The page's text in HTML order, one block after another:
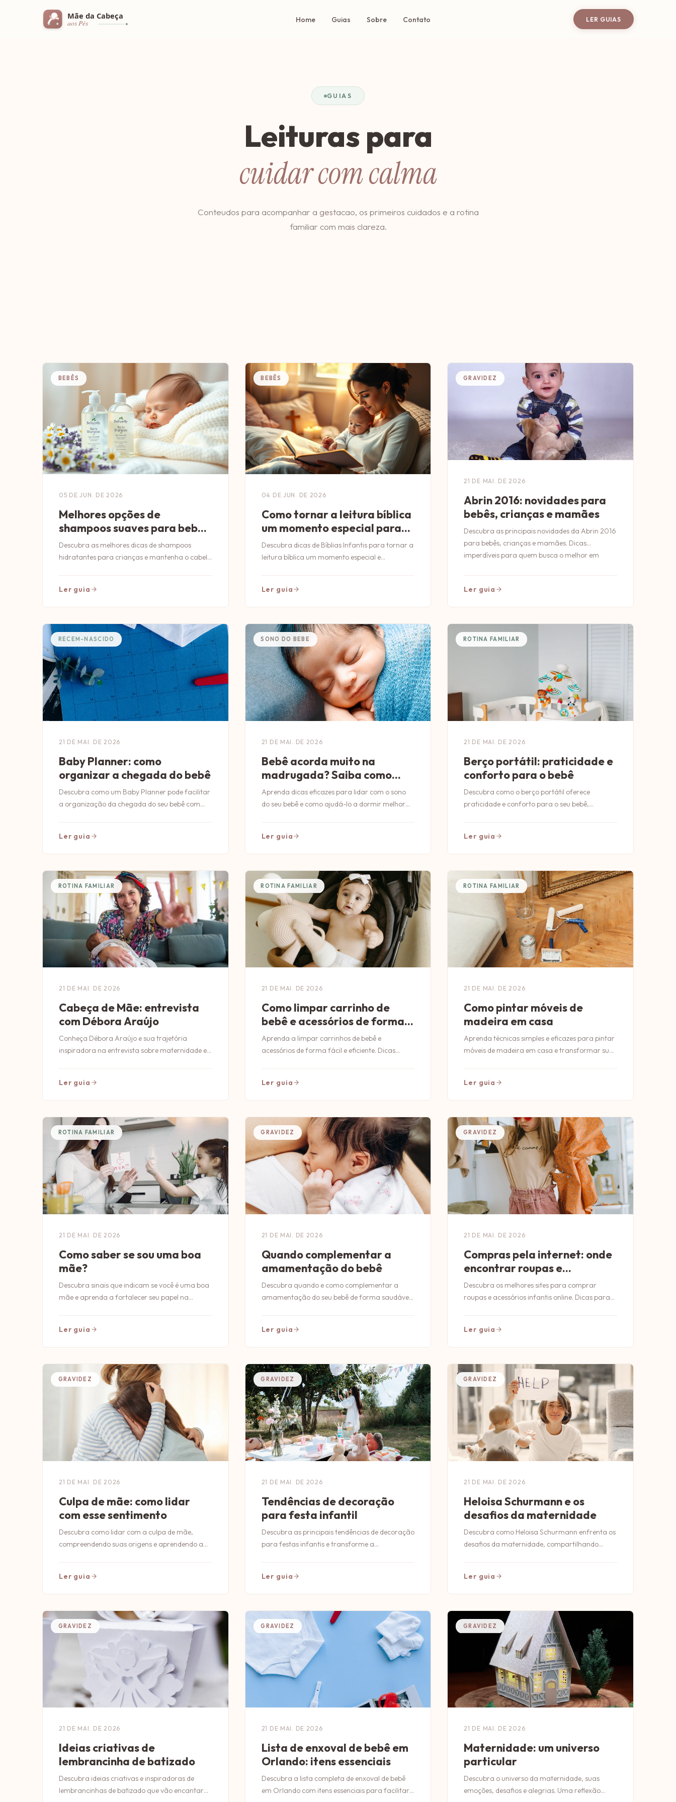
Home Guias Sobre Contato LER GUIAS
GUIAS
Leituras para
cuidar com calma
Conteudos para acompanhar a gestacao, os primeiros cuidados e a rotina
familiar com mais clareza.
BEBÊS
05 DE JUN. DE 2026
Melhores opções de
shampoos suaves para bebês
hidratados
Descubra as melhores dicas de shampoos
hidratantes para crianças e mantenha o cabelo
Ler guia
BEBÊS
04 DE JUN. DE 2026
Como tornar a leitura bíblica
um momento especial para
seu bebê
Descubra dicas de Bíblias Infantis para tornar a
leitura bíblica um momento especial e
Ler guia
GRAVIDEZ
21 DE MAI. DE 2026
Abrin 2016: novidades para
bebês, crianças e mamães
Descubra as principais novidades da Abrin 2016
para bebês, crianças e mamães. Dicas
imperdíveis para quem busca o melhor em
Ler guia
RECEM-NASCIDO
21 DE MAI. DE 2026
Baby Planner: como
organizar a chegada do bebê
Descubra como um Baby Planner pode facilitar
a organização da chegada do seu bebê com
Ler guia
SONO DO BEBE
21 DE MAI. DE 2026
Bebê acorda muito na
madrugada? Saiba como
lidar
Aprenda dicas eficazes para lidar com o sono
do seu bebê e como ajudá-lo a dormir melhor
Ler guia
ROTINA FAMILIAR
21 DE MAI. DE 2026
Berço portátil: praticidade e
conforto para o bebê
Descubra como o berço portátil oferece
praticidade e conforto para o seu bebê,
Ler guia
ROTINA FAMILIAR
21 DE MAI. DE 2026
Cabeça de Mãe: entrevista
com Débora Araújo
Conheça Débora Araújo e sua trajetória
inspiradora na entrevista sobre maternidade e
Ler guia
ROTINA FAMILIAR
21 DE MAI. DE 2026
Como limpar carrinho de
bebê e acessórios de forma
fácil
Aprenda a limpar carrinhos de bebê e
acessórios de forma fácil e eficiente. Dicas
Ler guia
ROTINA FAMILIAR
21 DE MAI. DE 2026
Como pintar móveis de
madeira em casa
Aprenda técnicas simples e eficazes para pintar
móveis de madeira em casa e transformar sua
Ler guia
ROTINA FAMILIAR
21 DE MAI. DE 2026
Como saber se sou uma boa
mãe?
Descubra sinais que indicam se você é uma boa
mãe e aprenda a fortalecer seu papel na
Ler guia
GRAVIDEZ
21 DE MAI. DE 2026
Quando complementar a
amamentação do bebê
Descubra quando e como complementar a
amamentação do seu bebê de forma saudável
Ler guia
GRAVIDEZ
21 DE MAI. DE 2026
Compras pela internet: onde
encontrar roupas e
acessórios infantis
Descubra os melhores sites para comprar
roupas e acessórios infantis online. Dicas para
Ler guia
GRAVIDEZ
21 DE MAI. DE 2026
Culpa de mãe: como lidar
com esse sentimento
Descubra como lidar com a culpa de mãe,
compreendendo suas origens e aprendendo a
Ler guia
GRAVIDEZ
21 DE MAI. DE 2026
Tendências de decoração
para festa infantil
Descubra as principais tendências de decoração
para festas infantis e transforme a
Ler guia
GRAVIDEZ
21 DE MAI. DE 2026
Heloisa Schurmann e os
desafios da maternidade
Descubra como Heloisa Schurmann enfrenta os
desafios da maternidade, compartilhando
Ler guia
GRAVIDEZ
21 DE MAI. DE 2026
Ideias criativas de
lembrancinha de batizado
Descubra ideias criativas e inspiradoras de
lembrancinhas de batizado que vão encantar
GRAVIDEZ
21 DE MAI. DE 2026
Lista de enxoval de bebê em
Orlando: itens essenciais
Descubra a lista completa de enxoval de bebê
em Orlando com itens essenciais para facilitar
GRAVIDEZ
21 DE MAI. DE 2026
Maternidade: um universo
particular
Descubra o universo da maternidade, suas
emoções, desafios e alegrias. Uma reflexão